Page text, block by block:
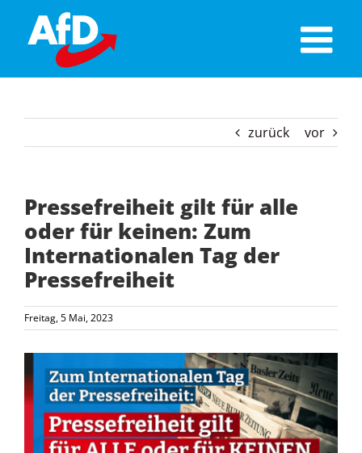
content
zurück vor
Pressefreiheit gilt für alle
oder für keinen: Zum
Internationalen Tag der
Pressefreiheit
Freitag, 5 Mai, 2023
grösseres
Bild